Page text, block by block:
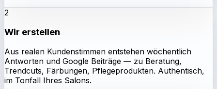
2
Wir erstellen
Aus realen Kundenstimmen entstehen wöchentlich
Antworten und Google Beiträge — zu Beratung,
Trendcuts, Färbungen, Pflegeprodukten. Authentisch,
im Tonfall Ihres Salons.